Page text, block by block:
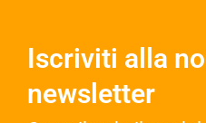
Iscriviti alla
newsletter